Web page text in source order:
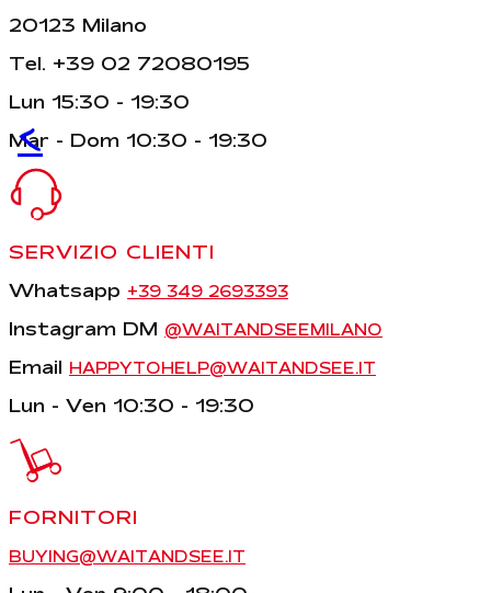
<
20123 Milano
Tel. +39 02 72080195
Lun 15:30 - 19:30
Mar - Dom 10:30 - 19:30
SERVIZIO CLIENTI
Whatsapp +39 349 2693393
Instagram DM @WAITANDSEEMILANO
Email HAPPYTOHELP@WAITANDSEE.IT
Lun - Ven 10:30 - 19:30
FORNITORI
BUYING@WAITANDSEE.IT